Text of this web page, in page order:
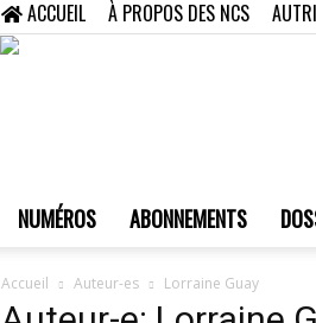
ACCUEIL À PROPOS DES NCS
NUMÉROS ABONNEMENTS
Accueil Auteur-es Lorraine Guay